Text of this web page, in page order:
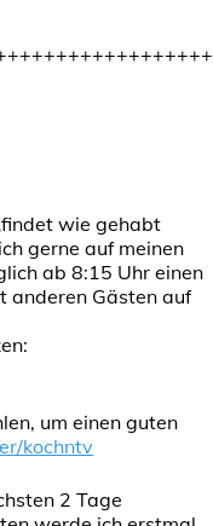
wie gehabt
gerne auf meinen
ab 8:15 Uhr einen
anderen Gästen auf
um einen guten
kochntv
2 Tage